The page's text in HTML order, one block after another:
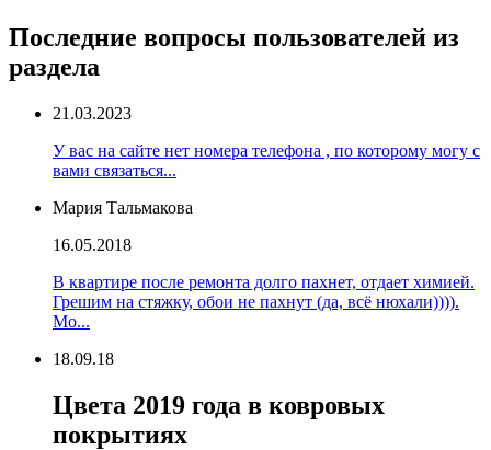
Последние вопросы пользователей из
раздела
21.03.2023
У вас на сайте нет номера телефона , по которому могу с
вами связаться...
Мария Тальмакова
16.05.2018
В квартире после ремонта долго пахнет, отдает химией.
Грешим на стяжку, обои не пахнут (да, всё нюхали)))).
Мо...
18.09.18
Цвета 2019 года в ковровых
покрытиях